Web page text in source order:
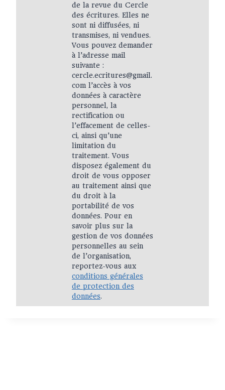
de la revue du Cercle
des écritures. Elles ne
sont ni diffusées, ni
transmises, ni vendues.
Vous pouvez demander
à l’adresse mail
suivante :
cercle.ecritures@gmail.
com l’accès à vos
données à caractère
personnel, la
rectification ou
l’effacement de celles-
ci, ainsi qu’une
limitation du
traitement. Vous
disposez également du
droit de vous opposer
au traitement ainsi que
du droit à la
portabilité de vos
données. Pour en
savoir plus sur la
gestion de vos données
personnelles au sein
de l’organisation,
reportez-vous aux
conditions générales
de protection des
données.